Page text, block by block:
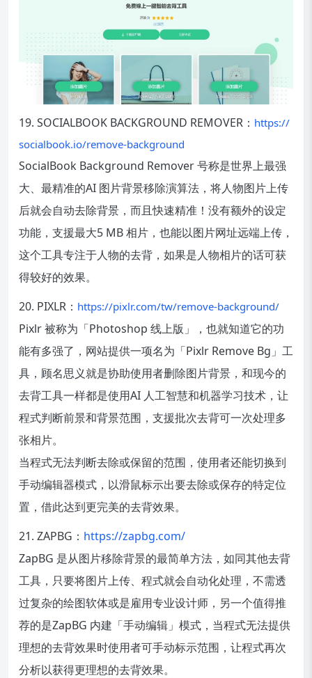
19. SOCIALBOOK BACKGROUND REMOVER： https://
socialbook.io/remove-background
SocialBook Background Remover 号称是世界上最强
大、最精准的AI 图片背景移除演算法，将人物图片上传
后就会自动去除背景，而且快速精准！没有额外的设定
功能，支援最大5 MB 相片，也能以图片网址远端上传，
这个工具专注于人物的去背，如果是人物相片的话可获
得较好的效果。
20. PIXLR： https://pixlr.com/tw/remove-background/
Pixlr 被称为「Photoshop 线上版」，也就知道它的功
能有多强了，网站提供一项名为「Pixlr Remove Bg」工
具，顾名思义就是协助使用者删除图片背景，和现今的
去背工具一样都是使用AI 人工智慧和机器学习技术，让
程式判断前景和背景范围，支援批次去背可一次处理多
张相片。
当程式无法判断去除或保留的范围，使用者还能切换到
手动编辑器模式，以滑鼠标示出要去除或保存的特定位
置，借此达到更完美的去背效果。
21. ZAPBG： https://zapbg.com/
ZapBG 是从图片移除背景的最简单方法，如同其他去背
工具，只要将图片上传、程式就会自动化处理，不需透
过复杂的绘图软体或是雇用专业设计师，另一个值得推
荐的是ZapBG 内建「手动编辑」模式，当程式无法提供
理想的去背效果时使用者可手动标示范围，让程式再次
分析以获得更理想的去背效果。